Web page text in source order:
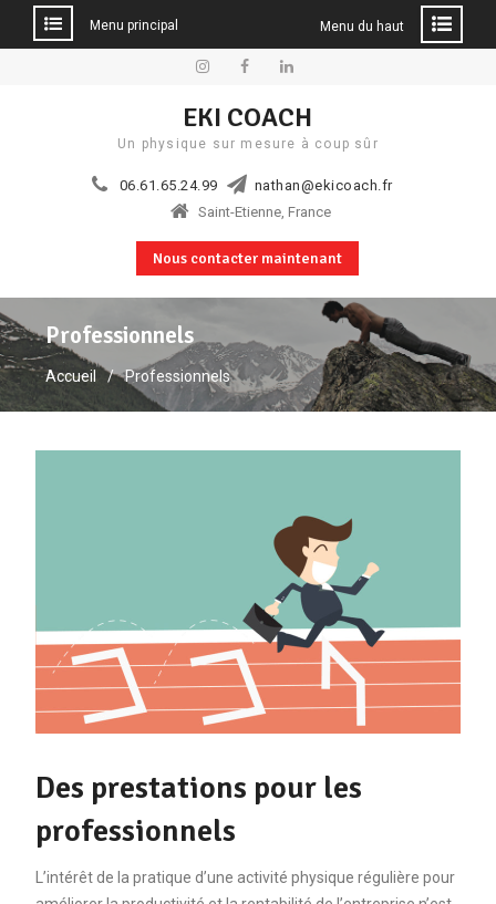
Menu principal Menu du haut
EKI COACH
Un physique sur mesure à coup sûr
06.61.65.24.99
nathan@ekicoach.fr
Saint-Etienne, France
Nous contacter maintenant
Professionnels
Accueil Professionnels
Des prestations pour les
professionnels
L’intérêt de la pratique d’une activité physique régulière pour